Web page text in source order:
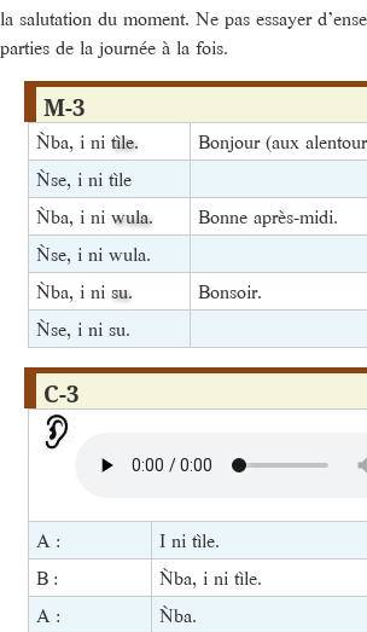
la salutation du moment. Ne pas essayer
parties de la journée à la fois.
M-3
Ǹba, i ni tìle.
Bonjour (aux
Ǹse, i ni tìle
Ǹba, i ni wula.
Bonne après-midi.
Ǹse, i ni wula.
Ǹba, i ni su.
Bonsoir.
Ǹse, i ni su.
C-3
A :
I ni tìle.
B :
Ǹba, i ni tìle.
A :
Ǹba.